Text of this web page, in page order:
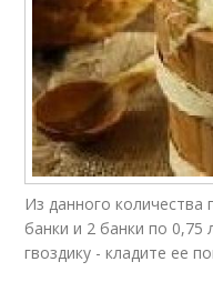
Из данного количества
банки и 2 банки по 0,75
гвоздику - кладите ее